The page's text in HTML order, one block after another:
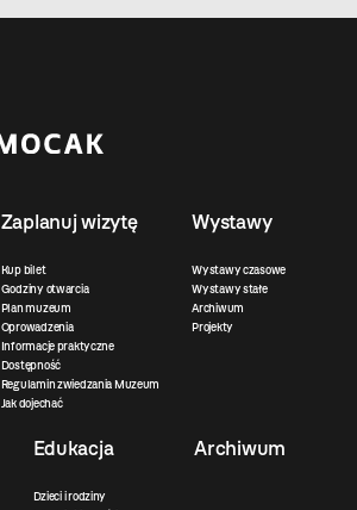
Zaplanuj wizytę
Kup bilet
Godziny otwarcia
Plan muzeum
Oprowadzenia
Informacje praktyczne
Dostępność
Regulamin zwiedzania Muzeum
Jak dojechać
Wystawy
Wystawy czasowe
Wystawy stałe
Archiwum
Projekty
Edukacja
Dzieci i rodziny
Archiwum